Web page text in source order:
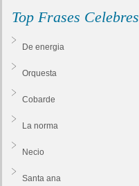
Top Frases Celebres
De energia
Orquesta
Cobarde
La norma
Necio
Santa ana